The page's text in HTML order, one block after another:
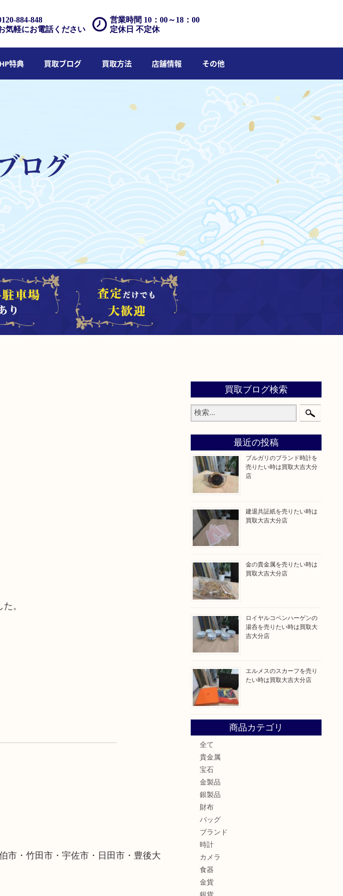
営業時間 10：00～18：00
定休日 不定休
884-848
気軽にお電話ください
HP特典 買取ブログ 買取方法 店舗情報 その他
。
市・竹田市・宇佐市・日田市・豊後大
買取ブログ検索
最近の投稿
ブルガリのブランド時計を
売りたい時は買取大吉大分
店
建退共証紙を売りたい時は
買取大吉大分店
金の貴金属を売りたい時は
買取大吉大分店
ロイヤルコペンハーゲンの
湯呑を売りたい時は買取大
吉大分店
エルメスのスカーフを売り
たい時は買取大吉大分店
商品カテゴリ
全て
貴金属
宝石
金製品
銀製品
財布
バッグ
ブランド
時計
カメラ
食器
金貨
銀貨